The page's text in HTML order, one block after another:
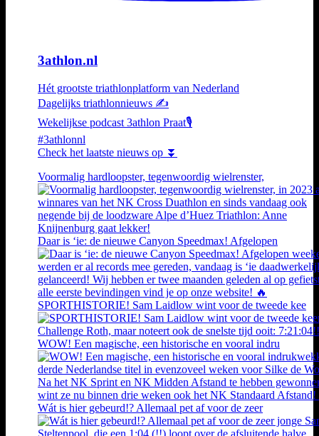
3athlon.nl
Hét grootste triathlonplatform van Nederland
Dagelijks triathlonnieuws ✍️
Wekelijkse podcast 3athlon Praat🎙️
#3athlonnl
Check het laatste nieuws op ⏬
Voormalig hardloopster, tegenwoordig wielrenster,
Daar is ‘ie: de nieuwe Canyon Speedmax! Afgelopen
SPORTHISTORIE! Sam Laidlow wint voor de tweede kee
WOW! Een magische, een historische en vooral indru
Wát is hier gebeurd!? Allemaal pet af voor de zeer